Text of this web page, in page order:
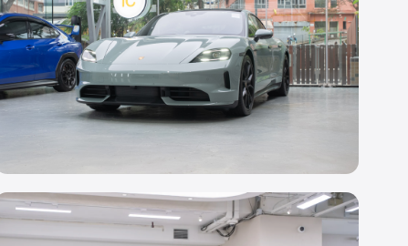
透明 PPF
Porsche Taycan